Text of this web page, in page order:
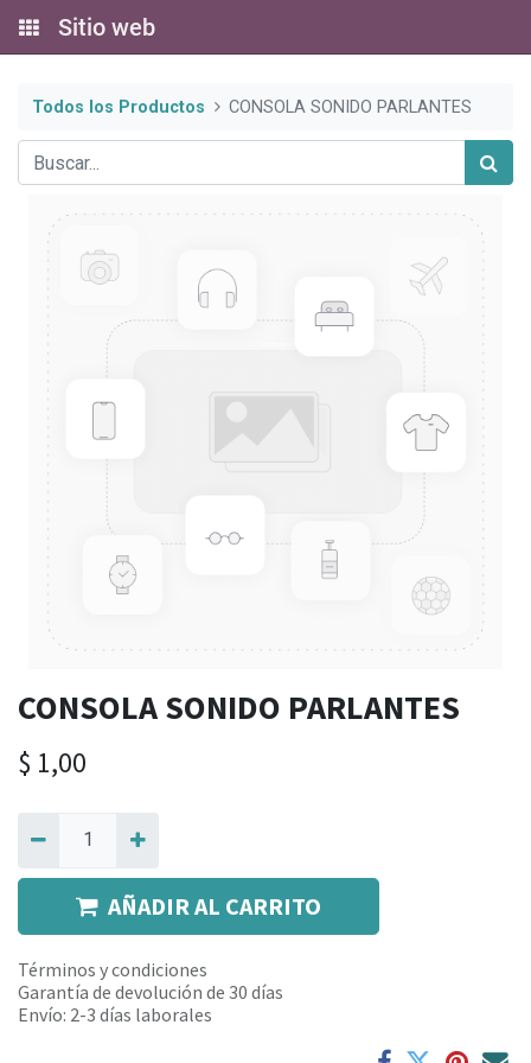
Sitio web
Todos los Productos CONSOLA SONIDO PARLANTES
CONSOLA SONIDO PARLANTES
$ 1,00
AÑADIR AL CARRITO
Términos y condiciones
Garantía de devolución de 30 días
Envío: 2-3 días laborales